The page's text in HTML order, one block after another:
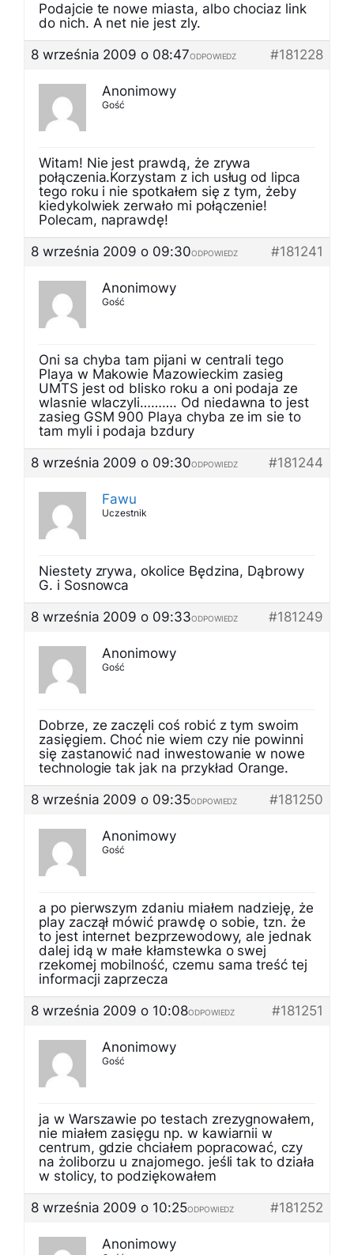
Podajcie te nowe miasta, albo chociaz link
do nich. A net nie jest zly.
8 września 2009 o 08:47
#181228
ODPOWIEDZ
Anonimowy
Gość
Witam! Nie jest prawdą, że zrywa
połączenia.Korzystam z ich usług od lipca
tego roku i nie spotkałem się z tym, żeby
kiedykolwiek zerwało mi połączenie!
Polecam, naprawdę!
8 września 2009 o 09:30
#181241
ODPOWIEDZ
Anonimowy
Gość
Oni sa chyba tam pijani w centrali tego
Playa w Makowie Mazowieckim zasieg
UMTS jest od blisko roku a oni podaja ze
wlasnie wlaczyli………. Od niedawna to jest
zasieg GSM 900 Playa chyba ze im sie to
tam myli i podaja bzdury
8 września 2009 o 09:30
#181244
ODPOWIEDZ
Fawu
Uczestnik
Niestety zrywa, okolice Będzina, Dąbrowy
G. i Sosnowca
8 września 2009 o 09:33
#181249
ODPOWIEDZ
Anonimowy
Gość
Dobrze, ze zaczęli coś robić z tym swoim
zasięgiem. Choć nie wiem czy nie powinni
się zastanowić nad inwestowanie w nowe
technologie tak jak na przykład Orange.
8 września 2009 o 09:35
#181250
ODPOWIEDZ
Anonimowy
Gość
a po pierwszym zdaniu miałem nadzieję, że
play zaczął mówić prawdę o sobie, tzn. że
to jest internet bezprzewodowy, ale jednak
dalej idą w małe kłamstewka o swej
rzekomej mobilność, czemu sama treść tej
informacji zaprzecza
8 września 2009 o 10:08
#181251
ODPOWIEDZ
Anonimowy
Gość
ja w Warszawie po testach zrezygnowałem,
nie miałem zasięgu np. w kawiarnii w
centrum, gdzie chciałem popracować, czy
na żoliborzu u znajomego. jeśli tak to działa
w stolicy, to podziękowałem
8 września 2009 o 10:25
#181252
ODPOWIEDZ
Anonimowy